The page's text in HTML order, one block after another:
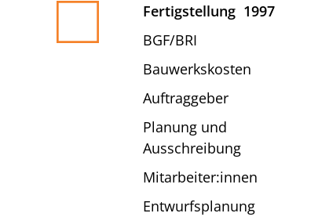
Fertigstellung 1997
BGF/BRI
Bauwerkskosten
Auftraggeber
Planung und
Ausschreibung
Mitarbeiter:innen
Entwurfsplanung